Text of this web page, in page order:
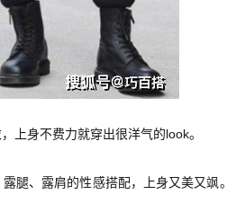
上身不费力就穿出很洋气的look。
腿、露肩的性感搭配，上身又美又飒